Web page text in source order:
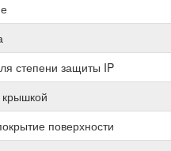
степени защиты IP
поверхности